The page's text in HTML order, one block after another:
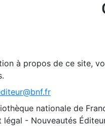
à propos de ce site,
nationale de
- Nouveautés